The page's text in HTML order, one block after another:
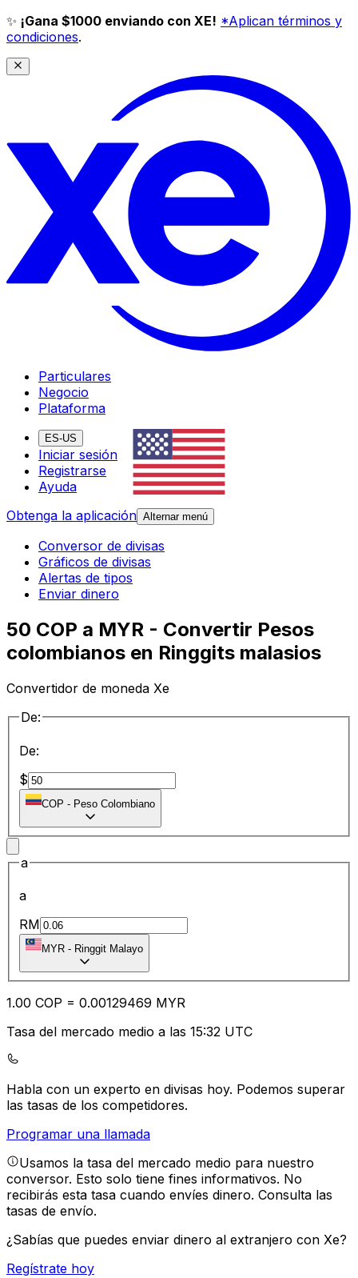
✨ ¡Gana $1000 enviando con XE! *Aplican términos y
condiciones.
Particulares
Negocio
Plataforma
ES-US
Iniciar sesión
Registrarse
Ayuda
Obtenga la aplicación Alternar menú
Conversor de divisas
Gráficos de divisas
Alertas de tipos
Enviar dinero
50 COP a MYR - Convertir Pesos
colombianos en Ringgits malasios
Convertidor de moneda Xe
De:
De:
$
COP - Peso Colombiano
a
a
RM
MYR - Ringgit Malayo
1.00 COP = 0.00129469 MYR
Tasa del mercado medio a las 15:32 UTC
Habla con un experto en divisas hoy. Podemos superar
las tasas de los competidores.
Programar una llamada
Usamos la tasa del mercado medio para nuestro
conversor. Esto solo tiene fines informativos. No
recibirás esta tasa cuando envíes dinero. Consulta las
tasas de envío.
¿Sabías que puedes enviar dinero al extranjero con Xe?
Regístrate hoy